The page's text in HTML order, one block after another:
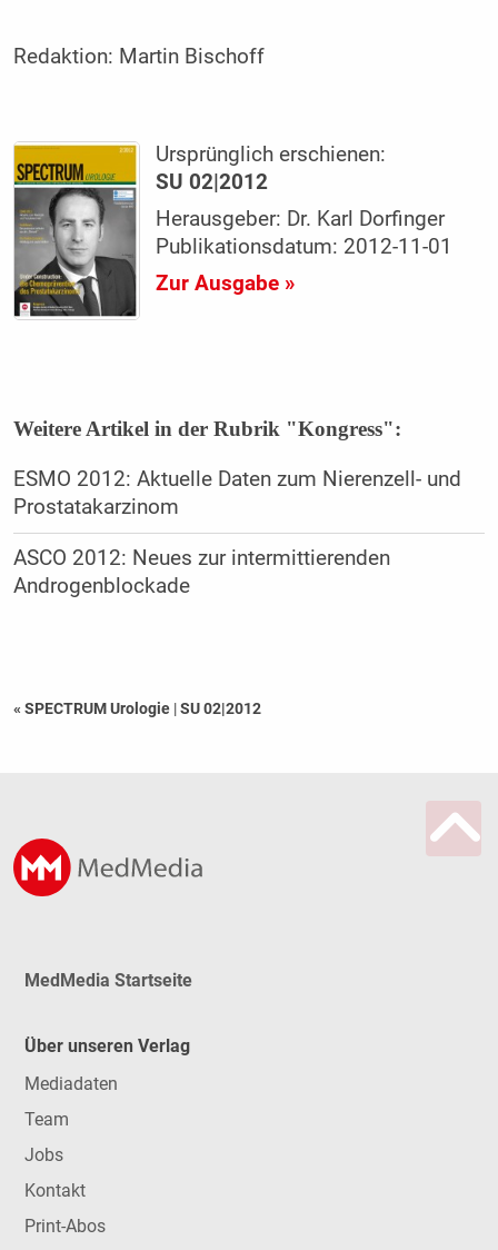
Redaktion: Martin Bischoff
Ursprünglich erschienen:
SU 02|2012
Herausgeber: Dr. Karl Dorfinger
Publikationsdatum: 2012-11-01
Zur Ausgabe »
Weitere Artikel in der Rubrik "Kongress":
ESMO 2012: Aktuelle Daten zum Nierenzell- und
Prostatakarzinom
ASCO 2012: Neues zur intermittierenden
Androgenblockade
« SPECTRUM Urologie |SU 02|2012
MedMedia Startseite
Über unseren Verlag
Mediadaten
Team
Jobs
Kontakt
Print-Abos